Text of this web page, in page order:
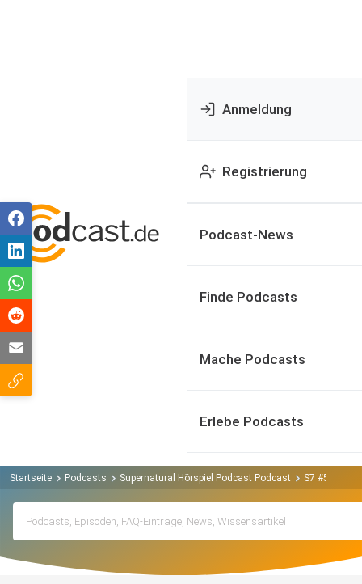
Anmeldung
Registrierung
Podcast-News
Finde Podcasts
Mache Podcasts
Erlebe Podcasts
Startseite Podcasts Supernatural Hörspiel Podcast Podcast S7 #5